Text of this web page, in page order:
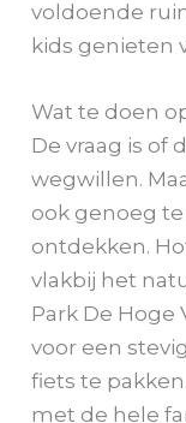
voldoende
kids genieten
Wat te doen
De vraag is of
wegwillen.
ook genoeg
ontdekken.
vlakbij het
Park De Hoge
voor een
fiets te
met de hele